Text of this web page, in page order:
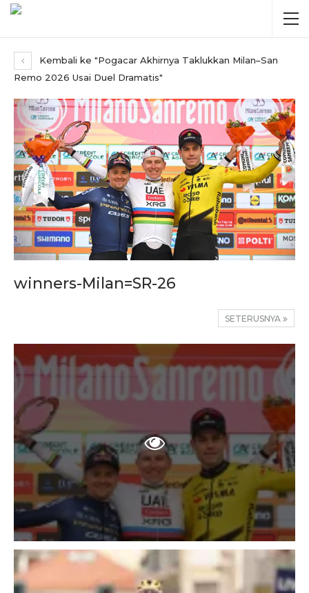
Kembali ke "Pogacar Akhirnya Taklukkan Milan–San
Remo 2026 Usai Duel Dramatis"
winners-Milan=SR-26
SETERUSNYA